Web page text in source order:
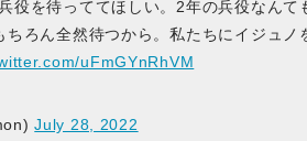
役を待っててほしい。2年の兵役なんて
ろん全然待つから。私たちにイジュノ
uFmGYnRhVM
July 28, 2022